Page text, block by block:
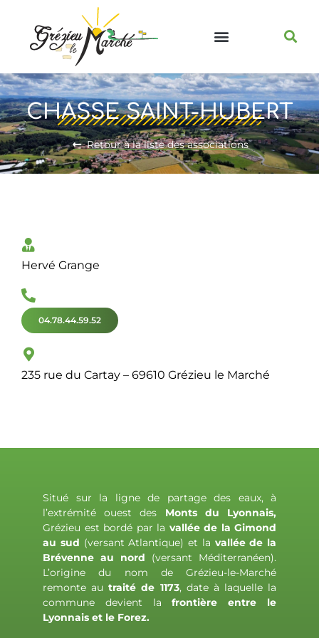
CHASSE SAINT-HUBERT
Retour à la liste des associations
Hervé Grange
04.78.44.59.52
235 rue du Cartay – 69610 Grézieu le Marché
Situé sur la ligne de partage des eaux, à
l’extrémité ouest des Monts du Lyonnais,
Grézieu est bordé par la vallée de la Gimond
au sud (versant Atlantique) et la vallée de la
Brévenne au nord (versant Méditerranéen).
L’origine du nom de Grézieu-le-Marché
remonte autraité de 1173, date à laquelle la
commune devient lafrontière entre le
Lyonnais et le Forez.